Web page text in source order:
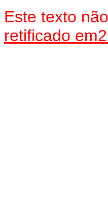
Este texto
retificado